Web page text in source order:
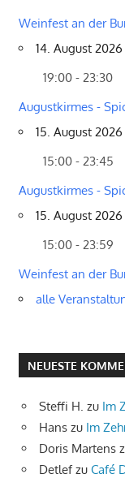
Weinfest an der
14. August 2026
19:00 - 23:30
Augustkirmes -
15. August 2026
15:00 - 23:45
Augustkirmes -
15. August 2026
15:00 - 23:59
Weinfest an der
alle
NEUESTE
Steffi H. zu Im
Hans zu Im
Doris Martens
Detlefzu Café